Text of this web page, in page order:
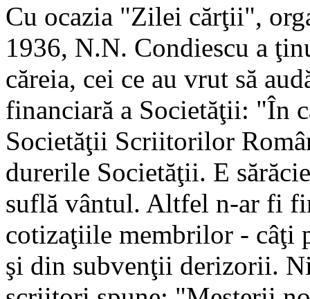
Cu ocazia "Zilei cărţii",
1936, N.N. Condiescu a
căreia, cei ce au vrut să
financiară a Societăţii: "În
Societăţii Scriitorilor
durerile Societăţii. E
suflă vântul. Altfel n-ar fi
cotizaţiile membrilor - câţi
şi din subvenţii derizorii.